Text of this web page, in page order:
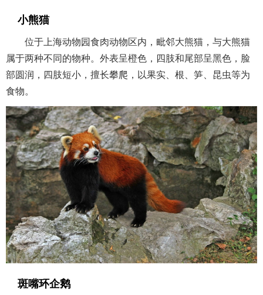
小熊猫
位于上海动物园食肉动物区内，毗邻大熊猫，与大熊猫
属于两种不同的物种。外表呈橙色，四肢和尾部呈黑色，脸
部圆润，四肢短小，擅长攀爬，以果实、根、笋、昆虫等为
食物。
斑嘴环企鹅